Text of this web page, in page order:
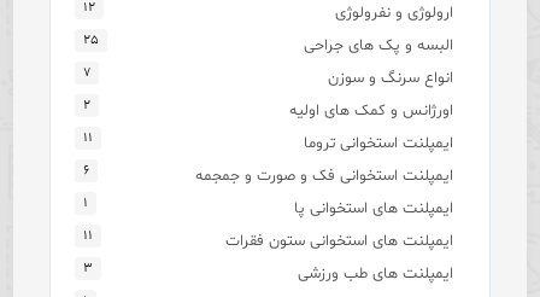
ارولوژی و نفرولوژی ۱۲
البسه و پک های جراحی ۲۵
انواع سرنگ و سوزن ۷
اورژانس و کمک های اولیه ۲
ایمپلنت استخوانی تروما ۱۱
ایمپلنت استخوانی فک و صورت و جمجمه ۶
ایمپلنت های استخوانی پا ۱
ایمپلنت های استخوانی ستون فقرات ۱۱
ایمپلنت های طب ورزشی ۳